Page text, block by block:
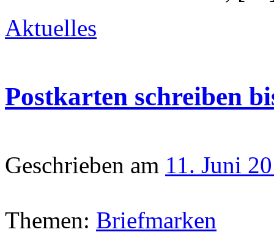
Aktuelles
Postkarten schreiben
Geschrieben am 11. Juni
Themen: Briefmarken